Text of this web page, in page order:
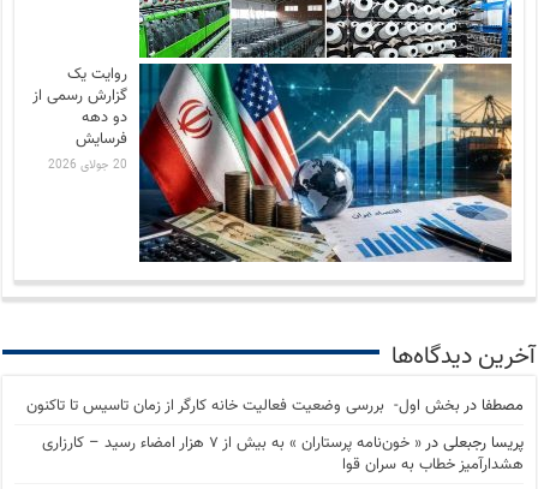
روایت یک
گزارش رسمی از
دو دهه
فرسایش
20 جولای 2026
آخرین دیدگاه‌ها
مصطفا در بخش اول- بررسی وضعیت فعالیت خانه کارگر از زمان تاسیس تا تاکنون
پریسا رجبعلی در
« خون‌نامه پرستاران » به بیش از ۷ هزار امضاء رسید – کارزاری
هشدارآمیز خطاب به سران قوا